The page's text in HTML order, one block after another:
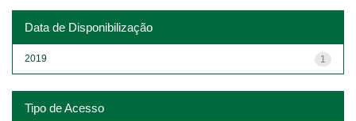
Data de Disponibilização
1
2019
Tipo de Acesso